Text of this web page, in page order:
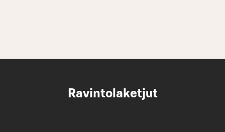
Ravintolaketjut